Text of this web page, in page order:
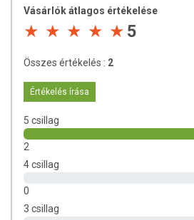
Az oldalunkon lévő adatokat
hogy ennek ellenére a webshopon
tájékoztató jellegűek, a tényleges értékek
természetéből adódóan. A friss, aktuális
csomagolásán találják meg.
Vásárlók átlagos értékelése
5
Összes értékelés : 2
Értékelés írása
5 csillag
2
4 csillag
0
3 csillag